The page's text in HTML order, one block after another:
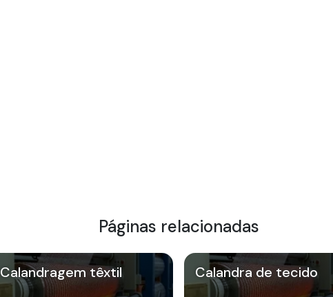
Páginas relacionadas
Calandragem têxtil Calandra de tecido